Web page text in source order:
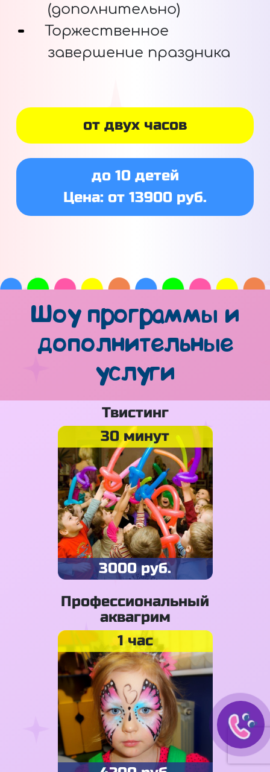
(дополнительно)
Торжественное
завершение праздника
от двух часов
до 10 детей
Цена: от 13900 руб.
Шоу программы и
дополнительные
услуги
Твистинг
30 минут
3000 руб.
Профессиональный
аквагрим
1 час